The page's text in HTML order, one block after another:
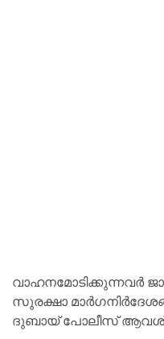
വാഹനമോടിക്കുന്നവർ
സുരക്ഷാ
ദുബായ് പോലീസ്